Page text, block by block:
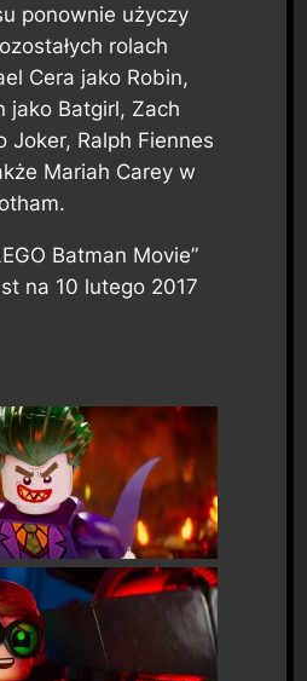
ponownie użyczy
rolach
Cera jako Robin,
jako Batgirl, Zach
Joker, Ralph Fiennes
Mariah Carey w
Batman Movie”
na 10 lutego 2017